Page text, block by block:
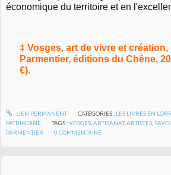
économique du territoire et en
‡ Vosges, art de vivre et création,
Parmentier, éditions du Chêne,
€).
LIEN PERMANENT CATÉGORIES : LES LIVRES EN
PATRIMOINE
TAGS :VOSGES ,ARTISANAT,ARTISTES ,
PARMENTIER
0 COMMENTAIRE